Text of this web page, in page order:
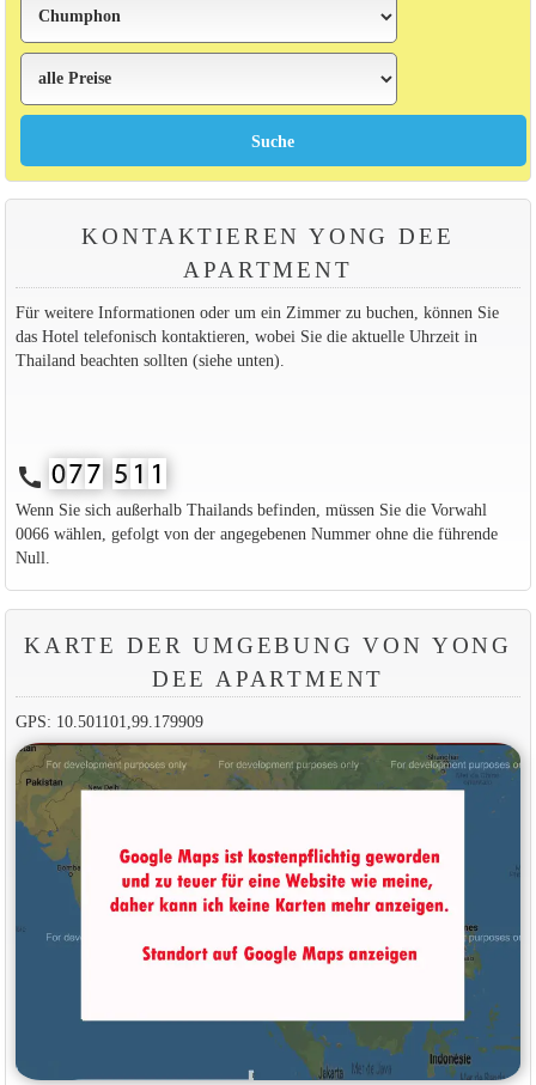
KONTAKTIEREN YONG DEE
APARTMENT
Für weitere Informationen oder um ein Zimmer zu buchen, können Sie
das Hotel telefonisch kontaktieren, wobei Sie die aktuelle Uhrzeit in
Thailand beachten sollten (siehe unten).
call
Wenn Sie sich außerhalb Thailands befinden, müssen Sie die Vorwahl
0066 wählen, gefolgt von der angegebenen Nummer ohne die führende
Null.
KARTE DER UMGEBUNG VON YONG
DEE APARTMENT
GPS: 10.501101,99.179909